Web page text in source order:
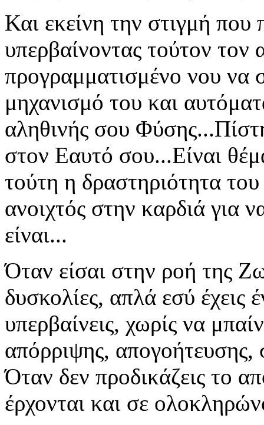
Και εκείνη την στιγμή που
υπερβαίνοντας τούτον τον
προγραμματισμένο νου να
μηχανισμό του και
αληθινής σου
στον Εαυτό σου...Είναι
τούτη η δραστηριότητα του
ανοιχτός στην καρδιά για
είναι...
Όταν είσαι στην ροή της
δυσκολίες, απλά εσύ έχεις
υπερβαίνεις, χωρίς να
απόρριψης,
Όταν δεν προδικάζεις το
έρχονται και σε